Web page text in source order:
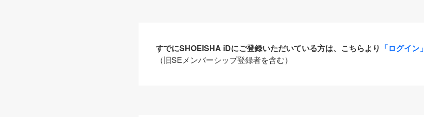
すでにSHOEISHA iDにご登録いただいている方は、こちらより 「ログイン」
（旧SEメンバーシップ登録者を含む）